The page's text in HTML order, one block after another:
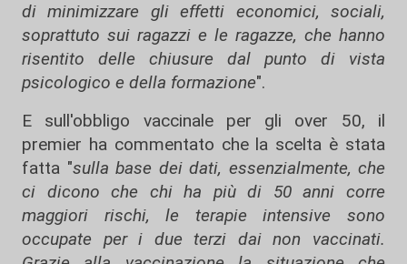
di minimizzare gli effetti economici, sociali,
soprattuto sui ragazzi e le ragazze, che hanno
risentito delle chiusure dal punto di vista
psicologico e della formazione".
E sull'obbligo vaccinale per gli over 50, il
premier ha commentato che la scelta è stata
fatta "sulla base dei dati, essenzialmente, che
ci dicono che chi ha più di 50 anni corre
maggiori rischi, le terapie intensive sono
occupate per i due terzi dai non vaccinati.